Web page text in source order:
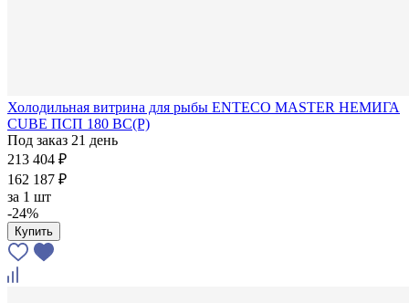
Холодильная витрина для рыбы ENTECO MASTER НЕМИГА
CUBE ПСП 180 ВС(Р)
Под заказ 21 день
213 404 ₽
162 187 ₽
за 1 шт
-24%
Купить